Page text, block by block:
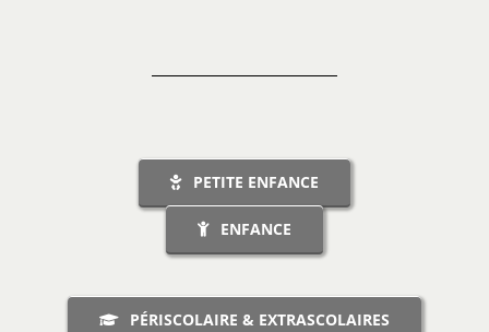
PETITE ENFANCE
ENFANCE
PÉRISCOLAIRE & EXTRASCOLAIRES